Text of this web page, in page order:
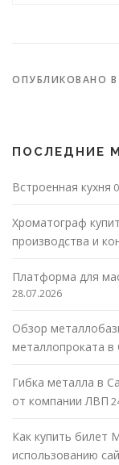
ОПУБЛИКОВАНО В
ПОСЛЕДНИЕ
Встроенная кухня
Хроматограф
производства и
Платформа для
28.07.2026
Обзор
металлопроката в
Гибка металла в
от компании ЛВП
Как купить билет
использованию